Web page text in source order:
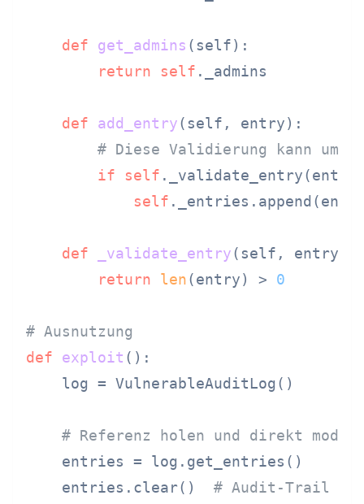
def get_admins ( self):
return
self ._admins
def add_entry( self, entry):
# Diese Validierung kann
if
self
self
def _validate_entry( self, entry
return
len(entry) > 0
# Ausnutzung
def
exploit ():
    log = VulnerableAuditLog()
# Referenz holen und direkt
    entries = log.get_entries()
    entries.clear()
# Audit-Trail